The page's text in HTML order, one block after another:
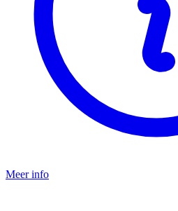
Meer info